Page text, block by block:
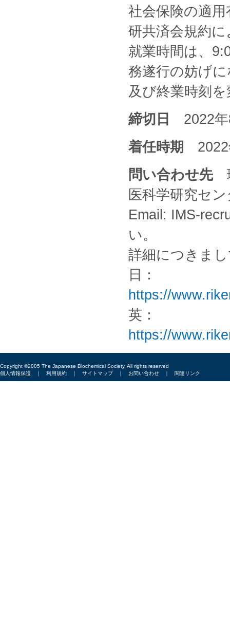
社会保険の適
研共済会規約
就業時間は、
務遂行の妨げ
及び終業時刻
締切日
2022年
着任時期
2022
問い合わせ先
医科学研究セ
Email: IMS-
い。
詳細につきま
日：
https://
英：
https://
Copyright ©2005 The Japanese Biochemical Society, All rights reserved
個人情報保護 ｜ 利用規約 ｜ サイトマップ｜ お問い合わせ ｜ 関連リンク